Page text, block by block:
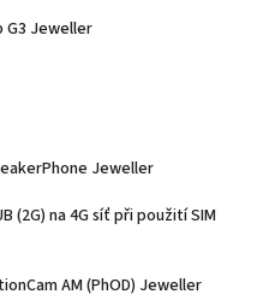
G3 Jeweller
Jeweller
(2G) na 4G síť při použití SIM
AM (PhOD) Jeweller